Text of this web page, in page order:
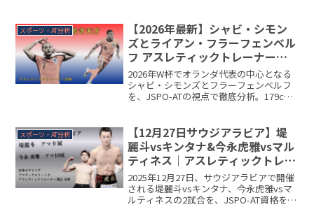
に解説します。
スポーツ・AT分析
【2026年最新】シャビ・シモン
ズとライアン・フラーフェンベル
フ アスレティックトレーナー視
点での身体的評価分析｜オランダ
代表を支える2人の注目選手
2026年W杯でオランダ代表の中心となる
シャビ・シモンズとフラーフェンベルフ
を、JSPO-ATの視点で徹底分析。179cm
に解説します。
スポーツ・AT分析
【12月27日サウジアラビア】堤
麗斗vsキンタナ&今永虎雅vsマル
ティネス｜アスレティックトレー
ナーが徹底分析！アマ9冠&10冠
の若きサムライたちの世界挑戦
2025年12月27日、サウジアラビアで開催
される堤麗斗vsキンタナ、今永虎雅vsマ
ルティネスの2試合を、JSPO-AT資格を持